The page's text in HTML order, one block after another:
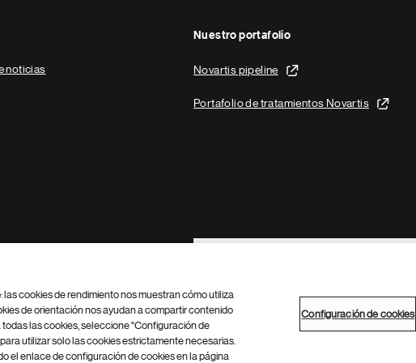
noticias
Nuestro portafolio
Novartis pipeline
Portafolio de tratamientos Novartis
Footer Site Search
Configuración de cookies Mapa del sitio
cookies de rendimiento nos muestran cómo utiliza
de orientación nos ayudan a compartir contenido
las cookies, seleccione "Configuración de
utilizar solo las cookies estrictamente necesarias.
el enlace de configuración de cookies en la página
Configuración de cookies